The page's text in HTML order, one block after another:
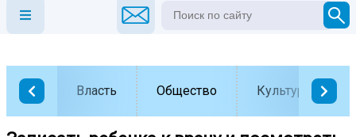
Власть Общество Культура